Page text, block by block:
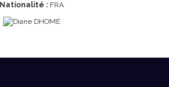
Nationalité :FRA